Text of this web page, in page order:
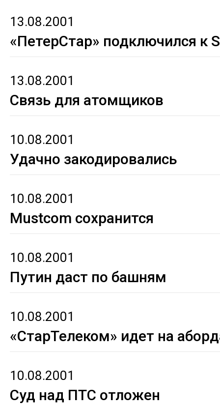
13.08.2001
«ПетерСтар» подключился к
13.08.2001
Cвязь для атомщиков
10.08.2001
Удачно закодировались
10.08.2001
Mustcom сохранится
10.08.2001
Путин даст по башням
10.08.2001
«СтарТелеком» идет на
10.08.2001
Суд над ПТС отложен